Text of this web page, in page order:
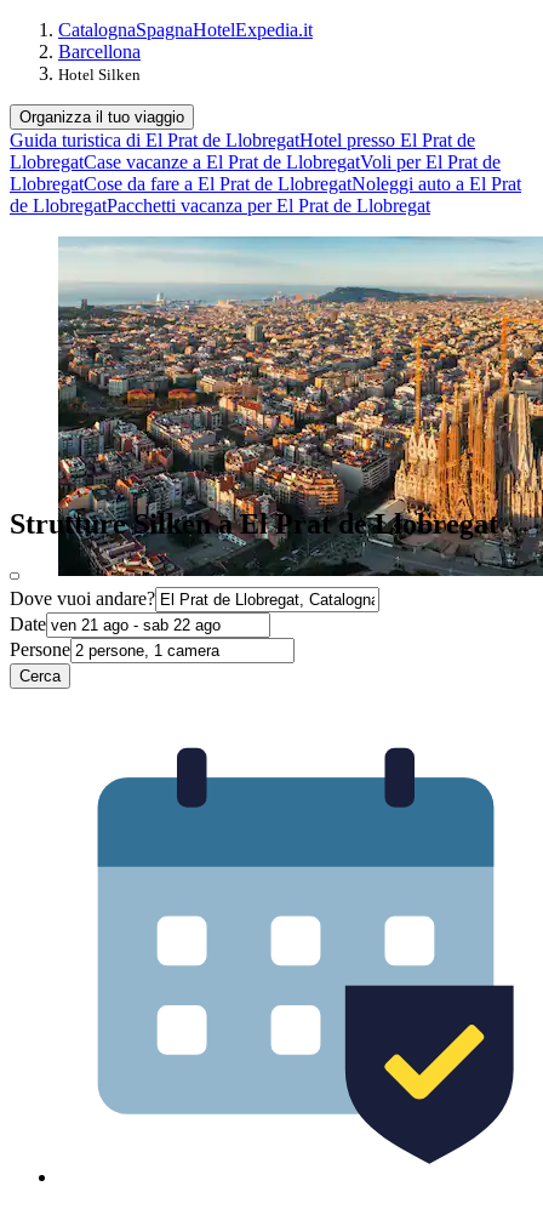
CatalognaSpagnaHotelExpedia.it
Barcellona
Hotel Silken
Organizza il tuo viaggio
Guida turistica di El Prat de LlobregatHotel presso El Prat de
LlobregatCase vacanze a El Prat de LlobregatVoli per El Prat de
LlobregatCose da fare a El Prat de LlobregatNoleggi auto a El Prat
de LlobregatPacchetti vacanza per El Prat de Llobregat
Strutture Silken a El Prat de Llobregat
Dove vuoi andare?
Date
Persone
Cerca